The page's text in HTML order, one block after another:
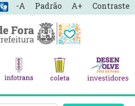
-A Padrão A+ Contraste